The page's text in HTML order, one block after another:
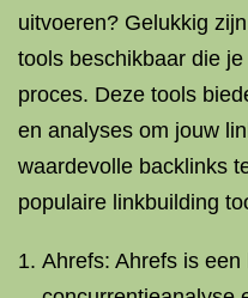
uitvoeren? Gelukkig
tools beschikbaar die
proces. Deze tools
en analyses om jouw
waardevolle backlinks
populaire linkbuilding
Ahrefs: Ahrefs is